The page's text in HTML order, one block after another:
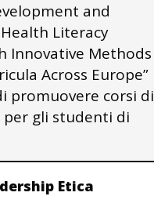
and
Literacy
Innovative Methods
Across Europe”
promuovere corsi di
gli studenti di
Etica